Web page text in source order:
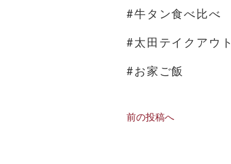
#牛タン食べ比べ
#太田テイクアウト
#お家ご飯
前の投稿へ